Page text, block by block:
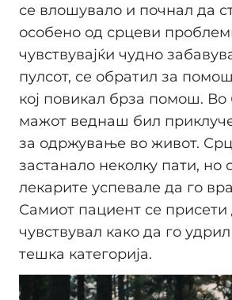
се влошувало и почнал да
особено од срцеви
чувствувајќи чудно
пулсот, се обратил за помош
кој повикал брза помош. Во
мажот веднаш бил
за одржување во живот.
застанало неколку пати, но
лекарите успевале да го
Самиот пациент се присети
чувствувал како да го
тешка категорија.